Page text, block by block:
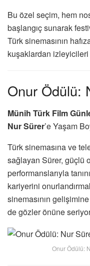
Bu özel seçim, hem
başlangıç sunarak
Türk sinemasının
kuşaklardan
Onur Ödülü:
Münih Türk Film
Nur Sürer’e Yaşam
Türk sinemasına ve
sağlayan Sürer, güçlü
performanslarıyla
kariyerini
sinemasının
de gözler önüne
Onur Ödülü: